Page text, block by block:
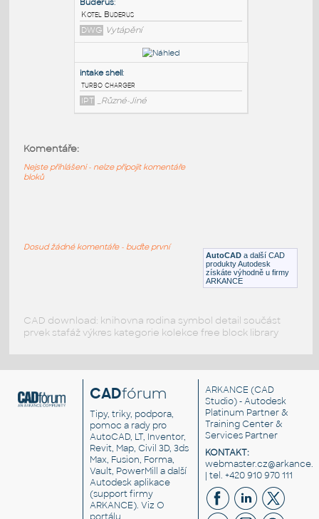
Kotel ustredniho vytapeni:
Kotel ústředního vytápění - dle ČSN 01
3420: Výkresy pozemních staveb
DWG Vytápění
DWG Vytápění
IPT _Různé-Jiné AutoCAD a další CAD
produkty Autodesk
získáte výhodně u firmy
ARKANCE
Komentáře:
Nejste přihlášeni - nelze připojit komentáře
bloků
Dosud žádné komentáře - buďte první
CAD download: knihovna rodina symbol detail součást
prvek stafáž výkres kategorie kolekce free block library
CADfórum
Tipy, triky, podpora,
pomoc a rady pro
AutoCAD, LT, Inventor,
Revit, Map, Civil 3D, 3ds
Max, Fusion, Forma,
Vault, PowerMill a další
Autodesk aplikace
(support firmy
ARKANCE). VizO
ARKANCE (CAD
Studio) - Autodesk
Platinum Partner &
Training Center &
Services Partner
KONTAKT:
| tel. +420 910 970 111